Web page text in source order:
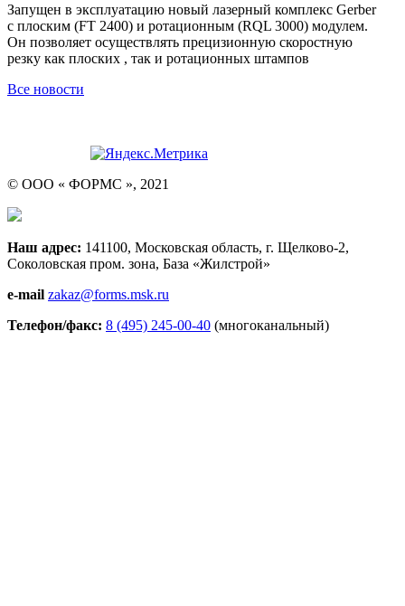
Запущен в эксплуатацию новый лазерный комплекс Gerber
с плоским (FT 2400) и ротационным (RQL 3000) модулем.
Он позволяет осуществлять прецизионную скоростную
резку как плоских , так и ротационных штампов
Все новости
© ООО « ФОРМС », 2021
Наш адрес: 141100, Московская область, г. Щелково-2,
Соколовская пром. зона, База «Жилстрой»
e-mail zakaz@forms.msk.ru
Телефон/факс: 8 (495) 245-00-40 (многоканальный)